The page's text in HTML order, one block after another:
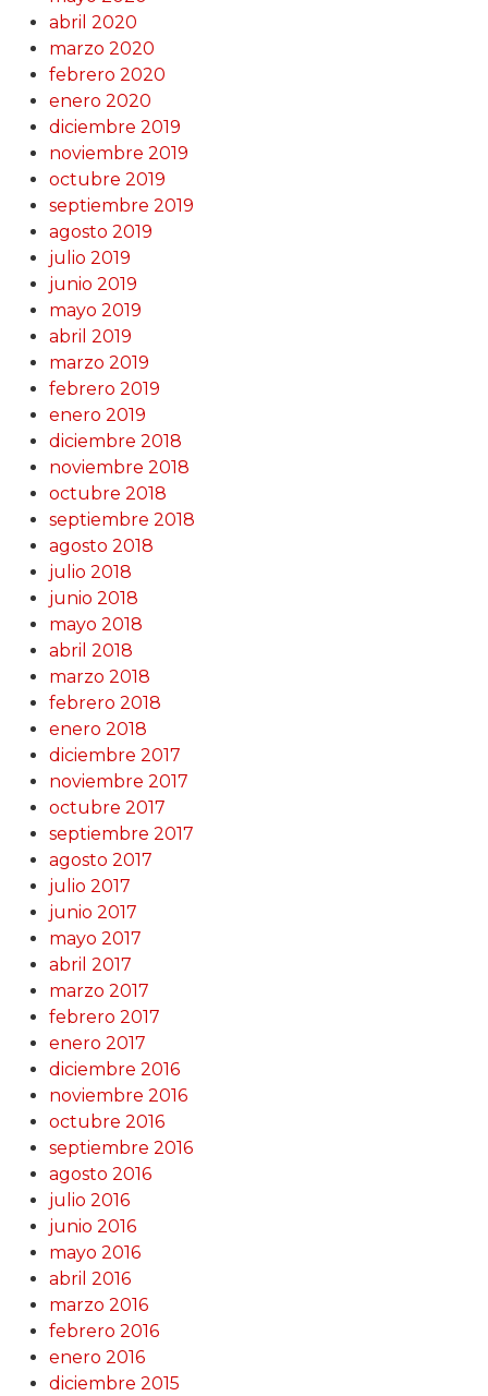
abril 2020
marzo 2020
febrero 2020
enero 2020
diciembre 2019
noviembre 2019
octubre 2019
septiembre 2019
agosto 2019
julio 2019
junio 2019
mayo 2019
abril 2019
marzo 2019
febrero 2019
enero 2019
diciembre 2018
noviembre 2018
octubre 2018
septiembre 2018
agosto 2018
julio 2018
junio 2018
mayo 2018
abril 2018
marzo 2018
febrero 2018
enero 2018
diciembre 2017
noviembre 2017
octubre 2017
septiembre 2017
agosto 2017
julio 2017
junio 2017
mayo 2017
abril 2017
marzo 2017
febrero 2017
enero 2017
diciembre 2016
noviembre 2016
octubre 2016
septiembre 2016
agosto 2016
julio 2016
junio 2016
mayo 2016
abril 2016
marzo 2016
febrero 2016
enero 2016
diciembre 2015